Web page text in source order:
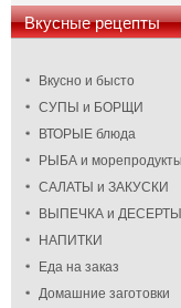
Вкусные рецепты
Вкусно и бысто
СУПЫ и БОРЩИ
ВТОРЫЕ блюда
РЫБА и морепродукты
САЛАТЫ и ЗАКУСКИ
ВЫПЕЧКА и ДЕСЕРТЫ
НАПИТКИ
Еда на заказ
Домашние заготовки